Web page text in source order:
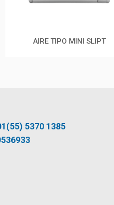
AIRE TIPO MINI SLIPT
5370 1385